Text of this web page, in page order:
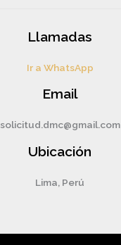
Llamadas
Ir a WhatsApp
Email
solicitud.dmc@gmail.com
Ubicación
Lima, Perú